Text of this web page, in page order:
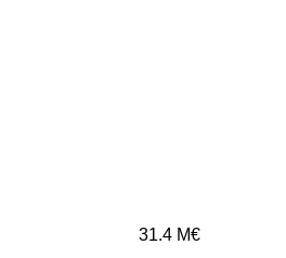
31.4 M€